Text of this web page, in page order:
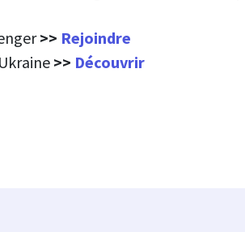
>> Rejoindre
>> Découvrir